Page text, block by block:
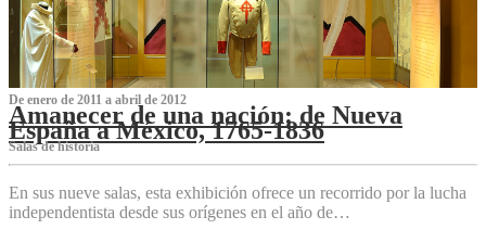
De enero de 2011 a abril de 2012
Amanecer de una nación: de Nueva
España a México, 1765-1836
Salas de historia
En sus nueve salas, esta exhibición ofrece un recorrido por la lucha
independentista desde sus orígenes en el año de…